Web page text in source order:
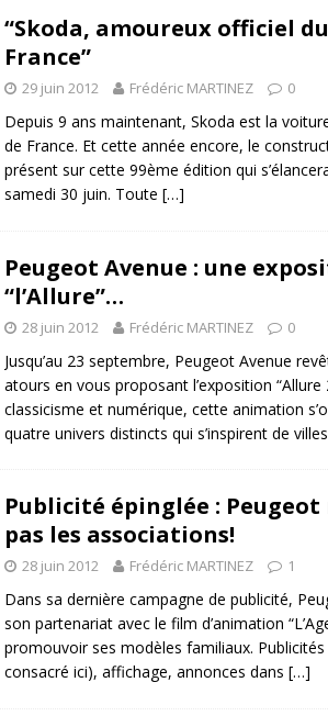
“Skoda, amoureux officiel
France”
29 juin 2012 Frédéric MARTINEZ 0
Depuis 9 ans maintenant, Skoda est la
de France. Et cette année encore, le
présent sur cette 99ème édition qui
samedi 30 juin. Toute […]
Peugeot Avenue : une
“l’Allure”…
28 juin 2012 Frédéric MARTINEZ 0
Jusqu’au 23 septembre, Peugeot Avenue
atours en vous proposant l’exposition “Allure
classicisme et numérique, cette animation
quatre univers distincts qui s’inspirent de
Publicité épinglée :
pas les associations!
28 juin 2012 Frédéric MARTINEZ 1
Dans sa dernière campagne de publicité,
son partenariat avec le film d’animation
promouvoir ses modèles familiaux. Publicités
consacré ici), affichage, annonces dans […]